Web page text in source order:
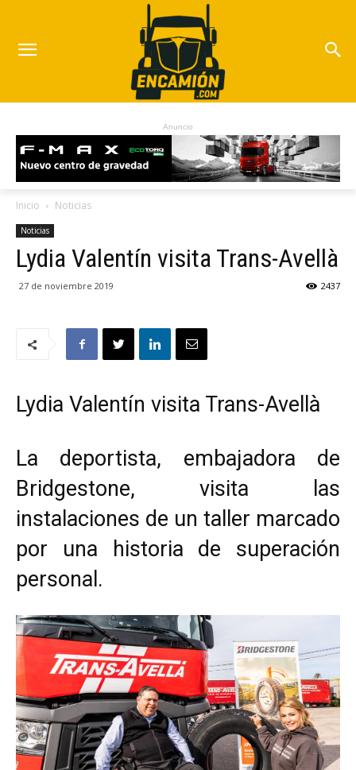
Anuncio
Inicio Noticias
Noticias
Lydia Valentín visita Trans-Avellà
27 de noviembre 2019 2437
Lydia Valentín visita Trans-Avellà
La deportista, embajadora de
Bridgestone, visita las
instalaciones de un taller marcado
por una historia de superación
personal.